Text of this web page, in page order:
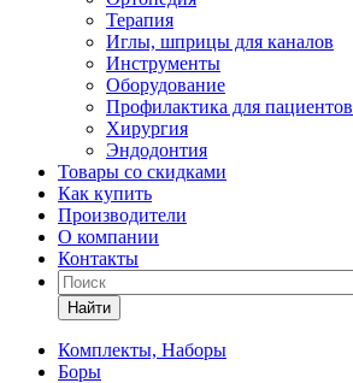
Терапия
Иглы, шприцы для каналов
Инструменты
Оборудование
Профилактика для пациентов
Хирургия
Эндодонтия
Товары со скидками
Как купить
Производители
О компании
Контакты
Найти
Комплекты, Наборы
Боры